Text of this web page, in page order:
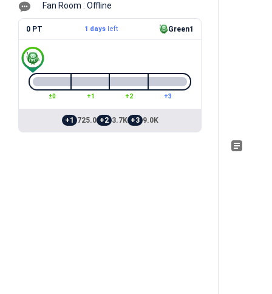
Fan Room : Offline
0 PT 1 daysleft Green1
±0 +1 +2 +3
+1 725.0 +2 3.7K +3 9.0K